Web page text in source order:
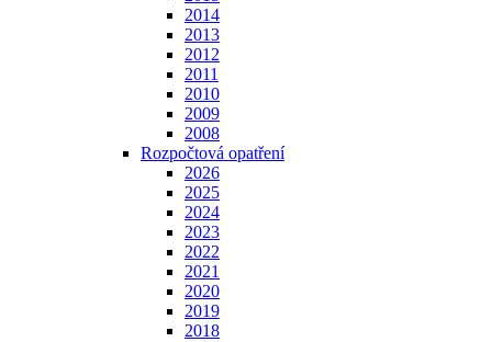
2014
2013
2012
2011
2010
2009
2008
Rozpočtová opatření
2026
2025
2024
2023
2022
2021
2020
2019
2018